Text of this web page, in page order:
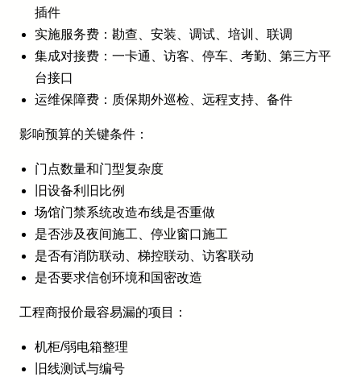
插件
实施服务费：勘查、安装、调试、培训、联调
集成对接费：一卡通、访客、停车、考勤、第三方平
台接口
运维保障费：质保期外巡检、远程支持、备件
影响预算的关键条件：
门点数量和门型复杂度
旧设备利旧比例
场馆门禁系统改造布线是否重做
是否涉及夜间施工、停业窗口施工
是否有消防联动、梯控联动、访客联动
是否要求信创环境和国密改造
工程商报价最容易漏的项目：
机柜/弱电箱整理
旧线测试与编号